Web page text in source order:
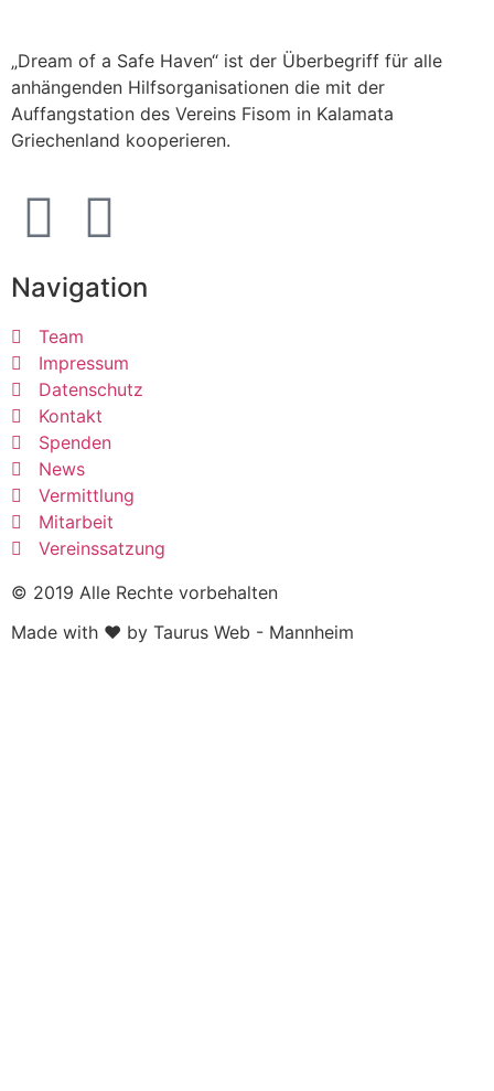
„Dream of a Safe Haven“ ist der Überbegriff für alle
anhängenden Hilfsorganisationen die mit der
Auffangstation des Vereins Fisom in Kalamata
Griechenland kooperieren.
Navigation
Team
Impressum
Datenschutz
Kontakt
Spenden
News
Vermittlung
Mitarbeit
Vereinssatzung
© 2019 Alle Rechte vorbehalten
Made with ❤ by Taurus Web - Mannheim